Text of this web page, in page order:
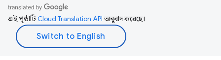
এই পৃষ্ঠাটিCloud Translation APIঅনুবাদ করেছে।